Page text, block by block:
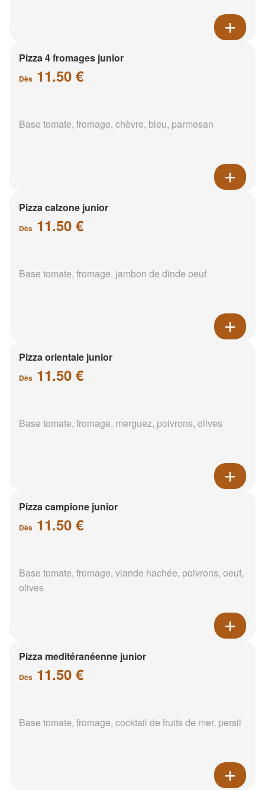
Pizza 4 fromages junior
Dès 11.50 €
Base tomate, fromage, chèvre, bleu, parmesan
Pizza calzone junior
Dès 11.50 €
Base tomate, fromage, jambon de dinde oeuf
Pizza orientale junior
Dès 11.50 €
Base tomate, fromage, merguez, poivrons, olives
Pizza campione junior
Dès 11.50 €
Base tomate, fromage, viande hachée, poivrons, oeuf,
olives
Pizza meditéranéenne junior
Dès 11.50 €
Base tomate, fromage, cocktail de fruits de mer, persil